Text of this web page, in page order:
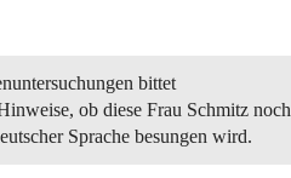
bittet
ob diese Frau Schmitz noch
Sprache besungen wird.